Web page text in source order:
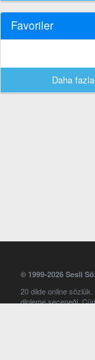
Favoriler
Daha
© 1999-2026 Sesli
20 dilde online
dinleme seçeneği.